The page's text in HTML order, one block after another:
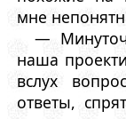
мне
—
наша
вслух
ответы,